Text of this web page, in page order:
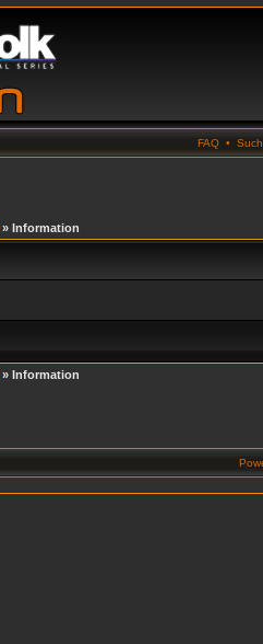
FAQ •
» Information
» Information